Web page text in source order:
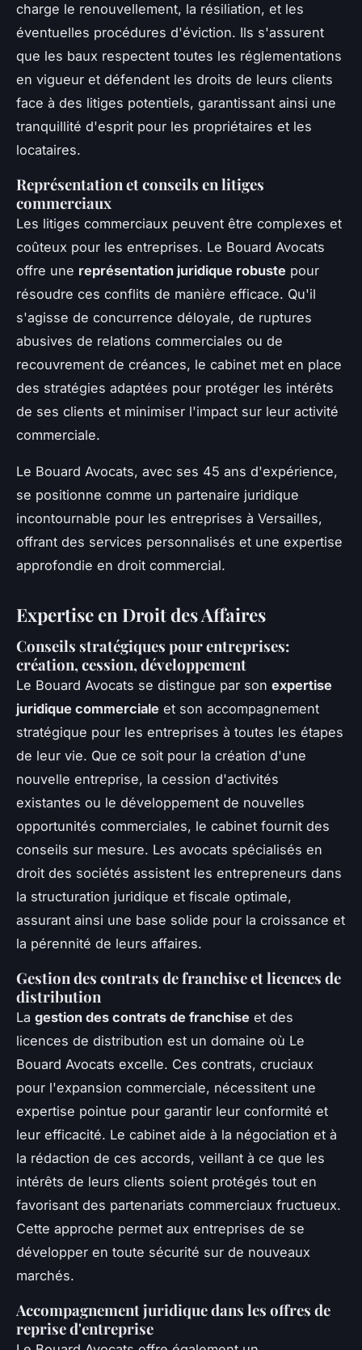
charge le renouvellement, la résiliation, et les
éventuelles procédures d'éviction. Ils s'assurent
que les baux respectent toutes les réglementations
en vigueur et défendent les droits de leurs clients
face à des litiges potentiels, garantissant ainsi une
tranquillité d'esprit pour les propriétaires et les
locataires.
Représentation et conseils en litiges
commerciaux
Les litiges commerciaux peuvent être complexes et
coûteux pour les entreprises. Le Bouard Avocats
offre une représentation juridique robuste pour
résoudre ces conflits de manière efficace. Qu'il
s'agisse de concurrence déloyale, de ruptures
abusives de relations commerciales ou de
recouvrement de créances, le cabinet met en place
des stratégies adaptées pour protéger les intérêts
de ses clients et minimiser l'impact sur leur activité
commerciale.
Le Bouard Avocats, avec ses 45 ans d'expérience,
se positionne comme un partenaire juridique
incontournable pour les entreprises à Versailles,
offrant des services personnalisés et une expertise
approfondie en droit commercial.
Expertise en Droit des Affaires
Conseils stratégiques pour entreprises:
création, cession, développement
Le Bouard Avocats se distingue par son expertise
juridique commerciale et son accompagnement
stratégique pour les entreprises à toutes les étapes
de leur vie. Que ce soit pour la création d'une
nouvelle entreprise, la cession d'activités
existantes ou le développement de nouvelles
opportunités commerciales, le cabinet fournit des
conseils sur mesure. Les avocats spécialisés en
droit des sociétés assistent les entrepreneurs dans
la structuration juridique et fiscale optimale,
assurant ainsi une base solide pour la croissance et
la pérennité de leurs affaires.
Gestion des contrats de franchise et licences de
distribution
La gestion des contrats de franchise et des
licences de distribution est un domaine où Le
Bouard Avocats excelle. Ces contrats, cruciaux
pour l'expansion commerciale, nécessitent une
expertise pointue pour garantir leur conformité et
leur efficacité. Le cabinet aide à la négociation et à
la rédaction de ces accords, veillant à ce que les
intérêts de leurs clients soient protégés tout en
favorisant des partenariats commerciaux fructueux.
Cette approche permet aux entreprises de se
développer en toute sécurité sur de nouveaux
marchés.
Accompagnement juridique dans les offres de
reprise d'entreprise